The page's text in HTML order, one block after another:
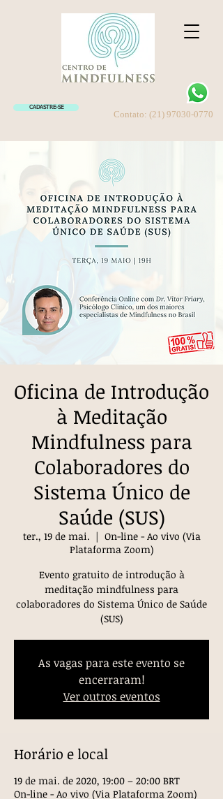
CADASTRE-SE
Contato: (21) 97030-0770
Oficina de Introdução
à Meditação
Mindfulness para
Colaboradores do
Sistema Único de
Saúde (SUS)
ter., 19 de mai.
  |
On-line - Ao vivo (Via
Plataforma Zoom)
Evento gratuito de introdução à
meditação mindfulness para
colaboradores do Sistema Único de Saúde
(SUS)
As vagas para este evento se
encerraram!
Ver outros eventos
Horário e local
19 de mai. de 2020, 19:00 – 20:00 BRT
On-line - Ao vivo (Via Plataforma Zoom)